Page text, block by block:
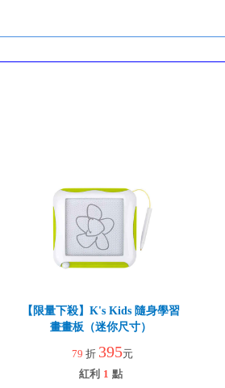
【限量下殺】K's Kids 隨身學習
畫畫板（迷你尺寸）
79 折 395元
紅利 1 點